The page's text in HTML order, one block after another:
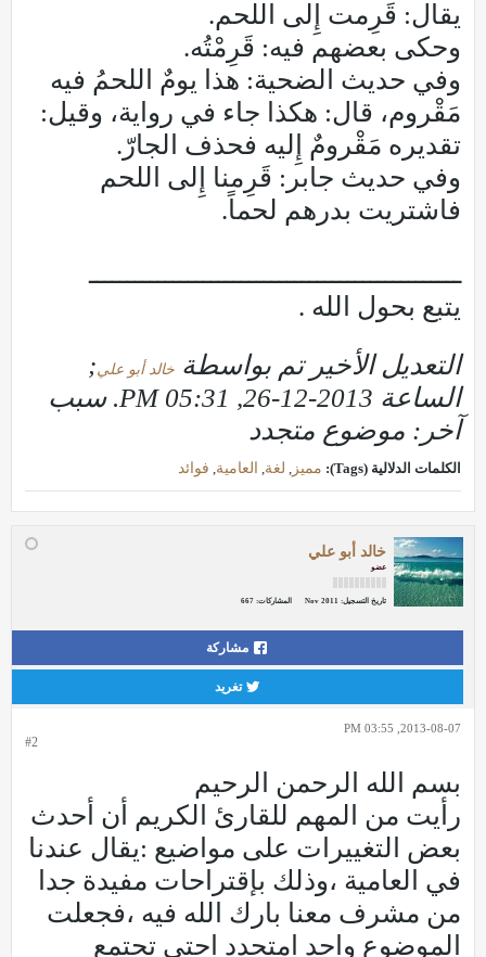
يقال: قَرِمت إِلى اللحم.
وحكى بعضهم فيه: قَرِمْتُه.
وفي حديث الضحية: هذا يومٌ اللحمُ فيه
مَقْروم، قال: هكذا جاء في رواية، وقيل:
تقديره مَقْرومٌ إِليه فحذف الجارّ.
وفي حديث جابر: قَرِمنا إِلى اللحم
فاشتريت بدرهم لحماً.
ـــــــــــــــــــــــــــــــــــــــــــــــــ
يتبع بحول الله .
التعديل الأخير تم بواسطة خالد أبو علي;
الساعة 2013-12-26, 05:31 PM
.سبب
آخر: موضوع متجدد
الكلمات الدلالية (Tags): مميز , لغة, العامية, فوائد
خالد أبو علي
عضو
تاريخ التسجيل: Nov 2011 المشاركات: 667
مشاركة
تغريد
#2
2013-08-07, 03:55 PM
بسم الله الرحمن الرحيم
رأيت من المهم للقارئ الكريم أن أحدث
بعض التغييرات على مواضيع :يقال عندنا
في العامية ،وذلك بإقتراحات مفيدة جدا
من مشرف معنا بارك الله فيه ،فجعلت
الموضوع واحد امتجدد احتى تجتمع